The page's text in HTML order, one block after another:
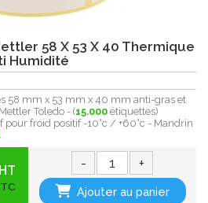
58 X 53 X 40 Thermique
Humidité
58 mm x 53 mm x 40 mm anti-gras et
Toledo - (15.000 étiquettes)
froid positif -10°c / +60°c - Mandrin
- +
Ajouter au panier